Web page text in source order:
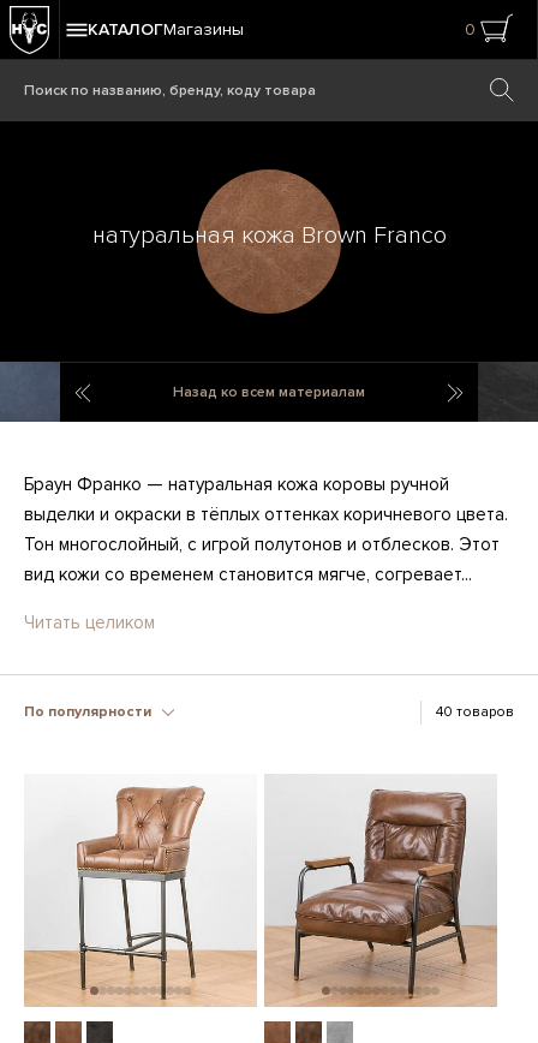
КАТАЛОГМагазины 0
натуральная кожа Brown Franco
натуральная кожа Dark Blue Master
Назад ко всем материалам
Браун Франко — натуральная кожа коровы ручной
выделки и окраски в тёплых оттенках коричневого цвета.
Тон многослойный, с игрой полутонов и отблесков. Этот
вид кожи со временем становится мягче, согревает...
Читать целиком
По популярности 40 товаров